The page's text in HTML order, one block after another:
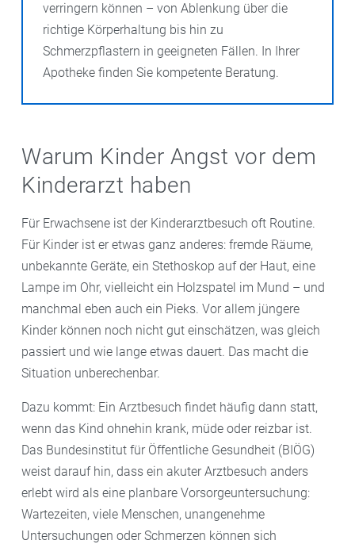
verringern können – von Ablenkung über die
richtige Körperhaltung bis hin zu
Schmerzpflastern in geeigneten Fällen. In Ihrer
Apotheke finden Sie kompetente Beratung.
Warum Kinder Angst vor dem
Kinderarzt haben
Für Erwachsene ist der Kinderarztbesuch oft Routine.
Für Kinder ist er etwas ganz anderes: fremde Räume,
unbekannte Geräte, ein Stethoskop auf der Haut, eine
Lampe im Ohr, vielleicht ein Holzspatel im Mund – und
manchmal eben auch ein Pieks. Vor allem jüngere
Kinder können noch nicht gut einschätzen, was gleich
passiert und wie lange etwas dauert. Das macht die
Situation unberechenbar.
Dazu kommt: Ein Arztbesuch findet häufig dann statt,
wenn das Kind ohnehin krank, müde oder reizbar ist.
Das Bundesinstitut für Öffentliche Gesundheit (BIÖG)
weist darauf hin, dass ein akuter Arztbesuch anders
erlebt wird als eine planbare Vorsorgeuntersuchung:
Wartezeiten, viele Menschen, unangenehme
Untersuchungen oder Schmerzen können sich